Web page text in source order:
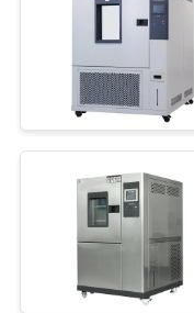
PERMINTAAN
PENAWARAN
SITEMAP
PRIVACY
POLICY